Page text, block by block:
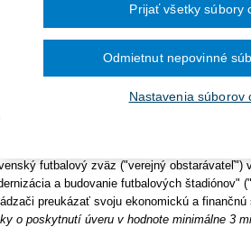
žiadostí o dotácie
pre zhotovenie analýzy
dunajského
December 2024
September
August 2024
Júl 2024
Jún 2024
Február 2024
Január 2024
2023
December 2023
rozhodnutí Súdny dvor EÚ, tým,
od uchádzača garancie ekonomickej
ekonomických garancií uchádzačov
určenia podmienok účasti. Uvedené tak
vyžadovať až od úspešného uchádzača
futbalový zväz ("verejný obstarávateľ")
a budovanie futbalových štadiónov"
preukázať svoju ekonomickú a
o poskytnutí úveru v hodnote minimálne 3
Nastavenia súborov
Odmietnut nepovinné
Prijať všetky súbory